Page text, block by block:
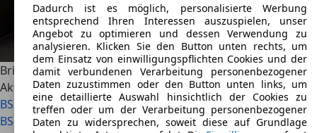
Brilliance Modelle im Überblick
Aktuelle Topmodelle
BS2
BS6
Dadurch ist es möglich, personalisierte Werbung
entsprechend Ihren Interessen auszuspielen, unser
Angebot zu optimieren und dessen Verwendung zu
analysieren. Klicken Sie den Button unten rechts, um
dem Einsatz von einwilligungspflichten Cookies und der
damit verbundenen Verarbeitung personenbezogener
Daten zuzustimmen oder den Button unten links, um
eine detaillierte Auswahl hinsichtlich der Cookies zu
treffen oder um der Verarbeitung personenbezogener
Daten zu widersprechen, soweit diese auf Grundlage